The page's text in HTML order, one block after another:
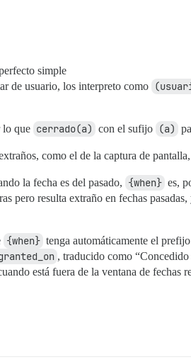
simple
de usuario, los interpreto como
lo que cerrado(a) con el sufijo (a)
como el de la captura de
la fecha es del pasado, {when} es,
pero resulta extraño en fechas
{when} tenga automáticamente el
, traducido como
está fuera de la ventana de fechas